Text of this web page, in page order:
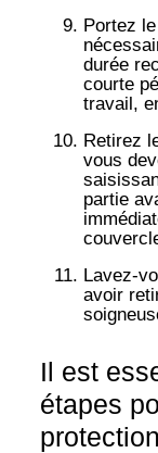
Portez
durée
courte
travail,
Retirez
vous
partie
Lavez-
avoir
Il est
étapes